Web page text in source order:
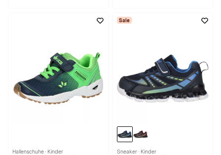
Hallenschuhe · Kinder
Sale
Sneaker · Kinder